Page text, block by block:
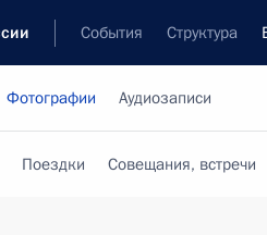
События Структура
Фотографии Аудиозаписи
Поездки Совещания, встречи